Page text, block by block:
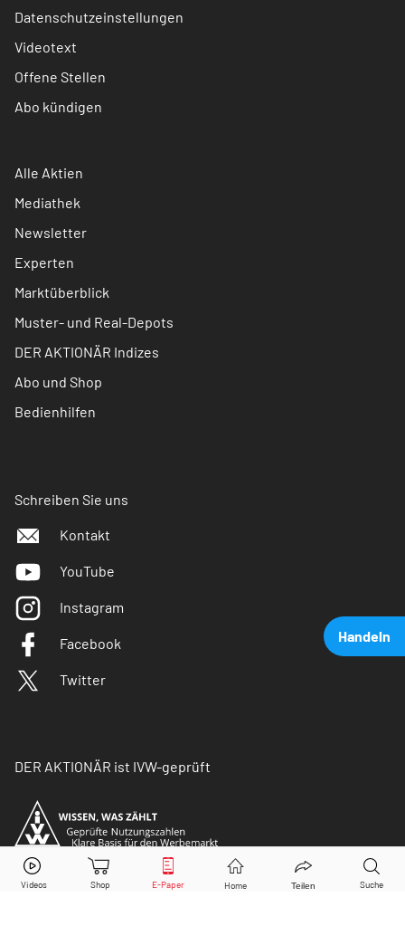
Handeln
GameStop Aktie jetzt handeln?
Datenschutzeinstellungen
Videotext
Offene Stellen
Abo kündigen
Alle Aktien
Mediathek
Newsletter
Experten
Marktüberblick
Muster- und Real-Depots
DER AKTIONÄR Indizes
Abo und Shop
Bedienhilfen
Schreiben Sie uns
Kontakt
YouTube
Instagram
Facebook
Twitter
DER AKTIONÄR ist IVW-geprüft